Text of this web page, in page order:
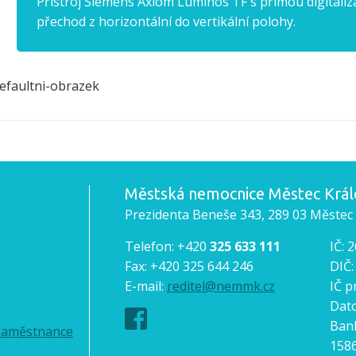
přechod z horizontální do vertikální polohy.
Městská nemocnice Městec
Prezidenta Beneše 343, 289 03
Telefon: +420 325 633 111
Fax: +420 325 644 246
E-mail: reditel@nemmk.cz
IČ:
IČ